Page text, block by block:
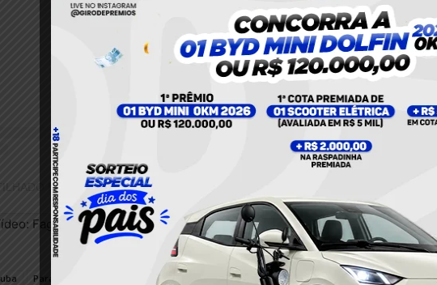
Fagno Leal
Pará Policial